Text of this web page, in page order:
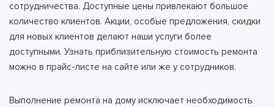
сотрудничества. Доступные цены привлекают большое
количество клиентов. Акции, особые предложения, скидки
для новых клиентов делают наши услуги более
доступными. Узнать приблизительную стоимость ремонта
можно в прайс-листе на сайте или же у сотрудников.
Выполнение ремонта на дому исключает необходимость